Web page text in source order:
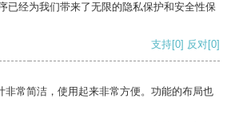
已经为我们带来了无限的隐私保护和安全性保
支持[0] 反对[0]
非常简洁，使用起来非常方便。功能的布局也